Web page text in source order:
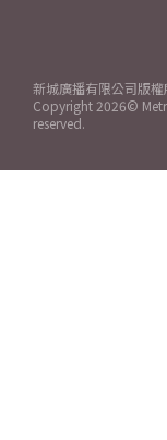
新城廣播有限公司版權
Copyright 2026©
reserved.